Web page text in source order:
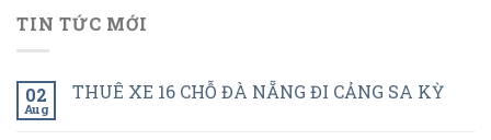
TIN TỨC MỚI
02
Aug
THUÊ XE 16 CHỖ ĐÀ NẴNG ĐI CẢNG SA KỲ